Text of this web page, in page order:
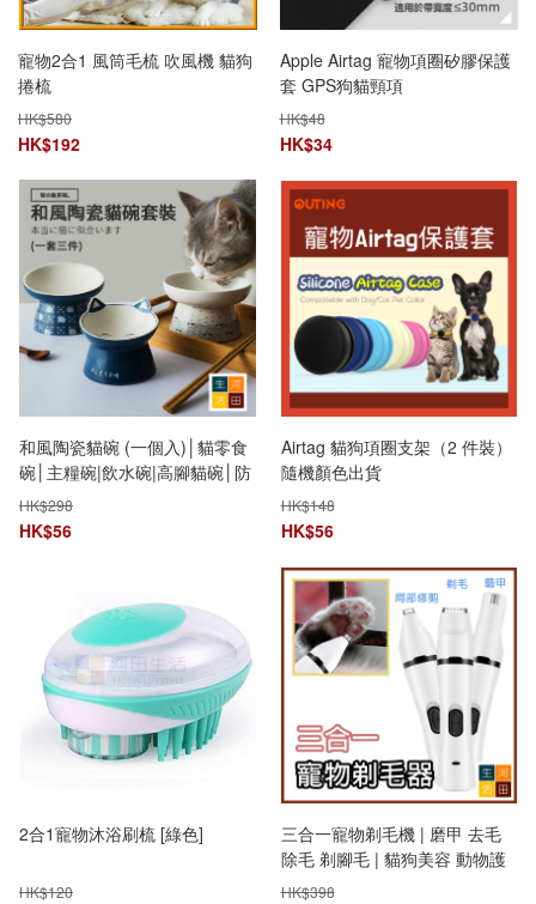
寵物2合1 風筒毛梳 吹風機 貓狗
捲梳
HK$580
HK$192
Apple Airtag 寵物項圈矽膠保護
套 GPS狗貓頸項
HK$48
HK$34
和風陶瓷貓碗 (一個入)│貓零食
碗│主糧碗|飲水碗|高腳貓碗│防
打翻│護頸椎
HK$298
HK$56
Airtag 貓狗項圈支架（2 件裝）
隨機顏色出貨
HK$148
HK$56
2合1寵物沐浴刷梳 [綠色]
HK$120
三合一寵物剃毛機 | 磨甲 去毛
除毛 剃腳毛 | 貓狗美容 動物護
理 | USB充電
HK$398